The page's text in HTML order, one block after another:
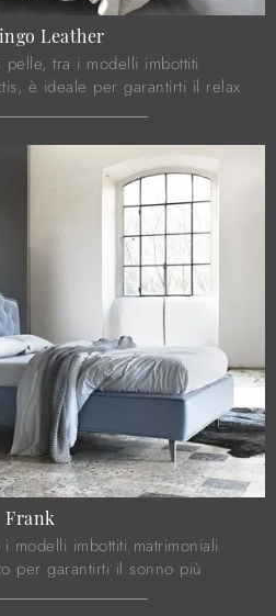
Leather
tra i modelli imbottiti
è ideale per garantirti il relax
Frank
modelli imbottiti matrimoniali
per garantirti il sonno più